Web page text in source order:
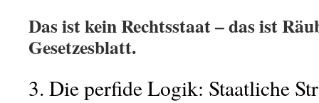
Das ist kein Rechtsstaat – das ist
Gesetzesblatt.
3. Die perfide Logik: Staatliche